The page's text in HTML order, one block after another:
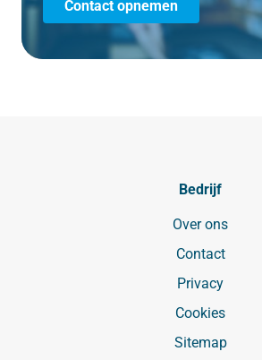
Contact opnemen
Bedrijf
Over ons
Contact
Privacy
Cookies
Sitemap